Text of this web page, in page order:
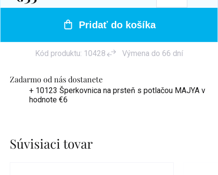
Zadarmo od nás dostanete
+ 10123 Šperkovnica na prsteň s potlačou MAJYA v
hodnote €6
Jednotková
Pridať do košíka
Kód produktu: 10428 Výmena do 66 dní
Súvisiaci tovar